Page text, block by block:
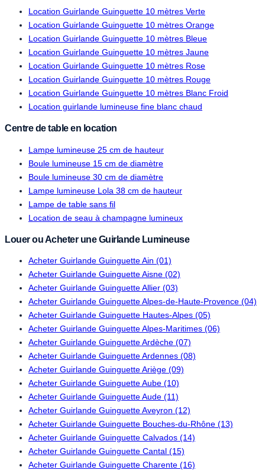
Location Guirlande Guinguette 10 mètres Verte
Location Guirlande Guinguette 10 mètres Orange
Location Guirlande Guinguette 10 mètres Bleue
Location Guirlande Guinguette 10 mètres Jaune
Location Guirlande Guinguette 10 mètres Rose
Location Guirlande Guinguette 10 mètres Rouge
Location Guirlande Guinguette 10 mètres Blanc Froid
Location guirlande lumineuse fine blanc chaud
Centre de table en location
Lampe lumineuse 25 cm de hauteur
Boule lumineuse 15 cm de diamètre
Boule lumineuse 30 cm de diamètre
Lampe lumineuse Lola 38 cm de hauteur
Lampe de table sans fil
Location de seau à champagne lumineux
Louer ou Acheter une Guirlande Lumineuse
Acheter Guirlande Guinguette Ain (01)
Acheter Guirlande Guinguette Aisne (02)
Acheter Guirlande Guinguette Allier (03)
Acheter Guirlande Guinguette Alpes-de-Haute-Provence (04)
Acheter Guirlande Guinguette Hautes-Alpes (05)
Acheter Guirlande Guinguette Alpes-Maritimes (06)
Acheter Guirlande Guinguette Ardèche (07)
Acheter Guirlande Guinguette Ardennes (08)
Acheter Guirlande Guinguette Ariège (09)
Acheter Guirlande Guinguette Aube (10)
Acheter Guirlande Guinguette Aude (11)
Acheter Guirlande Guinguette Aveyron (12)
Acheter Guirlande Guinguette Bouches-du-Rhône (13)
Acheter Guirlande Guinguette Calvados (14)
Acheter Guirlande Guinguette Cantal (15)
Acheter Guirlande Guinguette Charente (16)